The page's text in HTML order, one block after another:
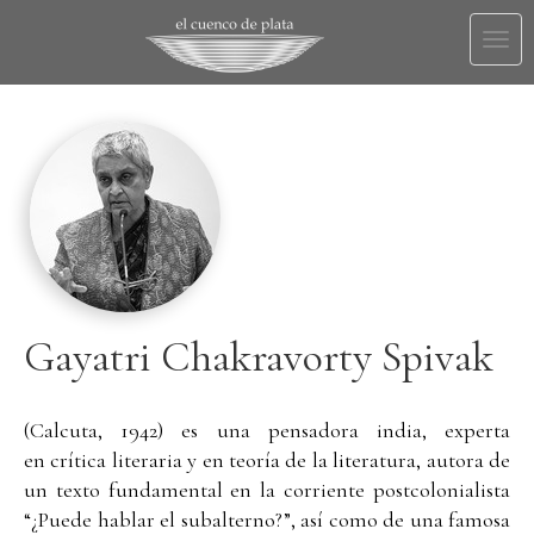
Gayatri Chakravorty Spivak
(Calcuta, 1942) es una pensadora india, experta
en crítica literaria y en teoría de la literatura, autora de
un texto fundamental en la corriente postcolonialista
“¿Puede hablar el subalterno?”, así como de una famosa